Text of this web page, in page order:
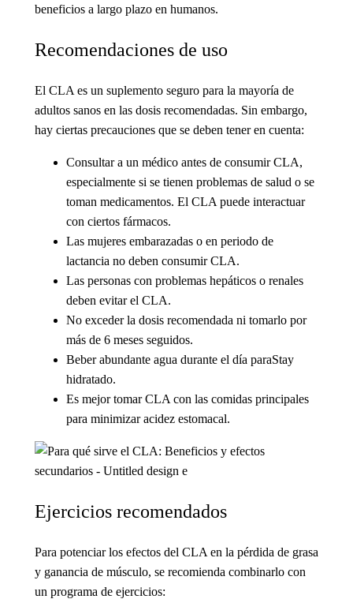
beneficios a largo plazo en humanos.
Recomendaciones de uso
El CLA es un suplemento seguro para la mayoría de
adultos sanos en las dosis recomendadas. Sin embargo,
hay ciertas precauciones que se deben tener en cuenta:
Consultar a un médico antes de consumir CLA,
especialmente si se tienen problemas de salud o se
toman medicamentos. El CLA puede interactuar
con ciertos fármacos.
Las mujeres embarazadas o en periodo de
lactancia no deben consumir CLA.
Las personas con problemas hepáticos o renales
deben evitar el CLA.
No exceder la dosis recomendada ni tomarlo por
más de 6 meses seguidos.
Beber abundante agua durante el día paraStay
hidratado.
Es mejor tomar CLA con las comidas principales
para minimizar acidez estomacal.
Ejercicios recomendados
Para potenciar los efectos del CLA en la pérdida de grasa
y ganancia de músculo, se recomienda combinarlo con
un programa de ejercicios: